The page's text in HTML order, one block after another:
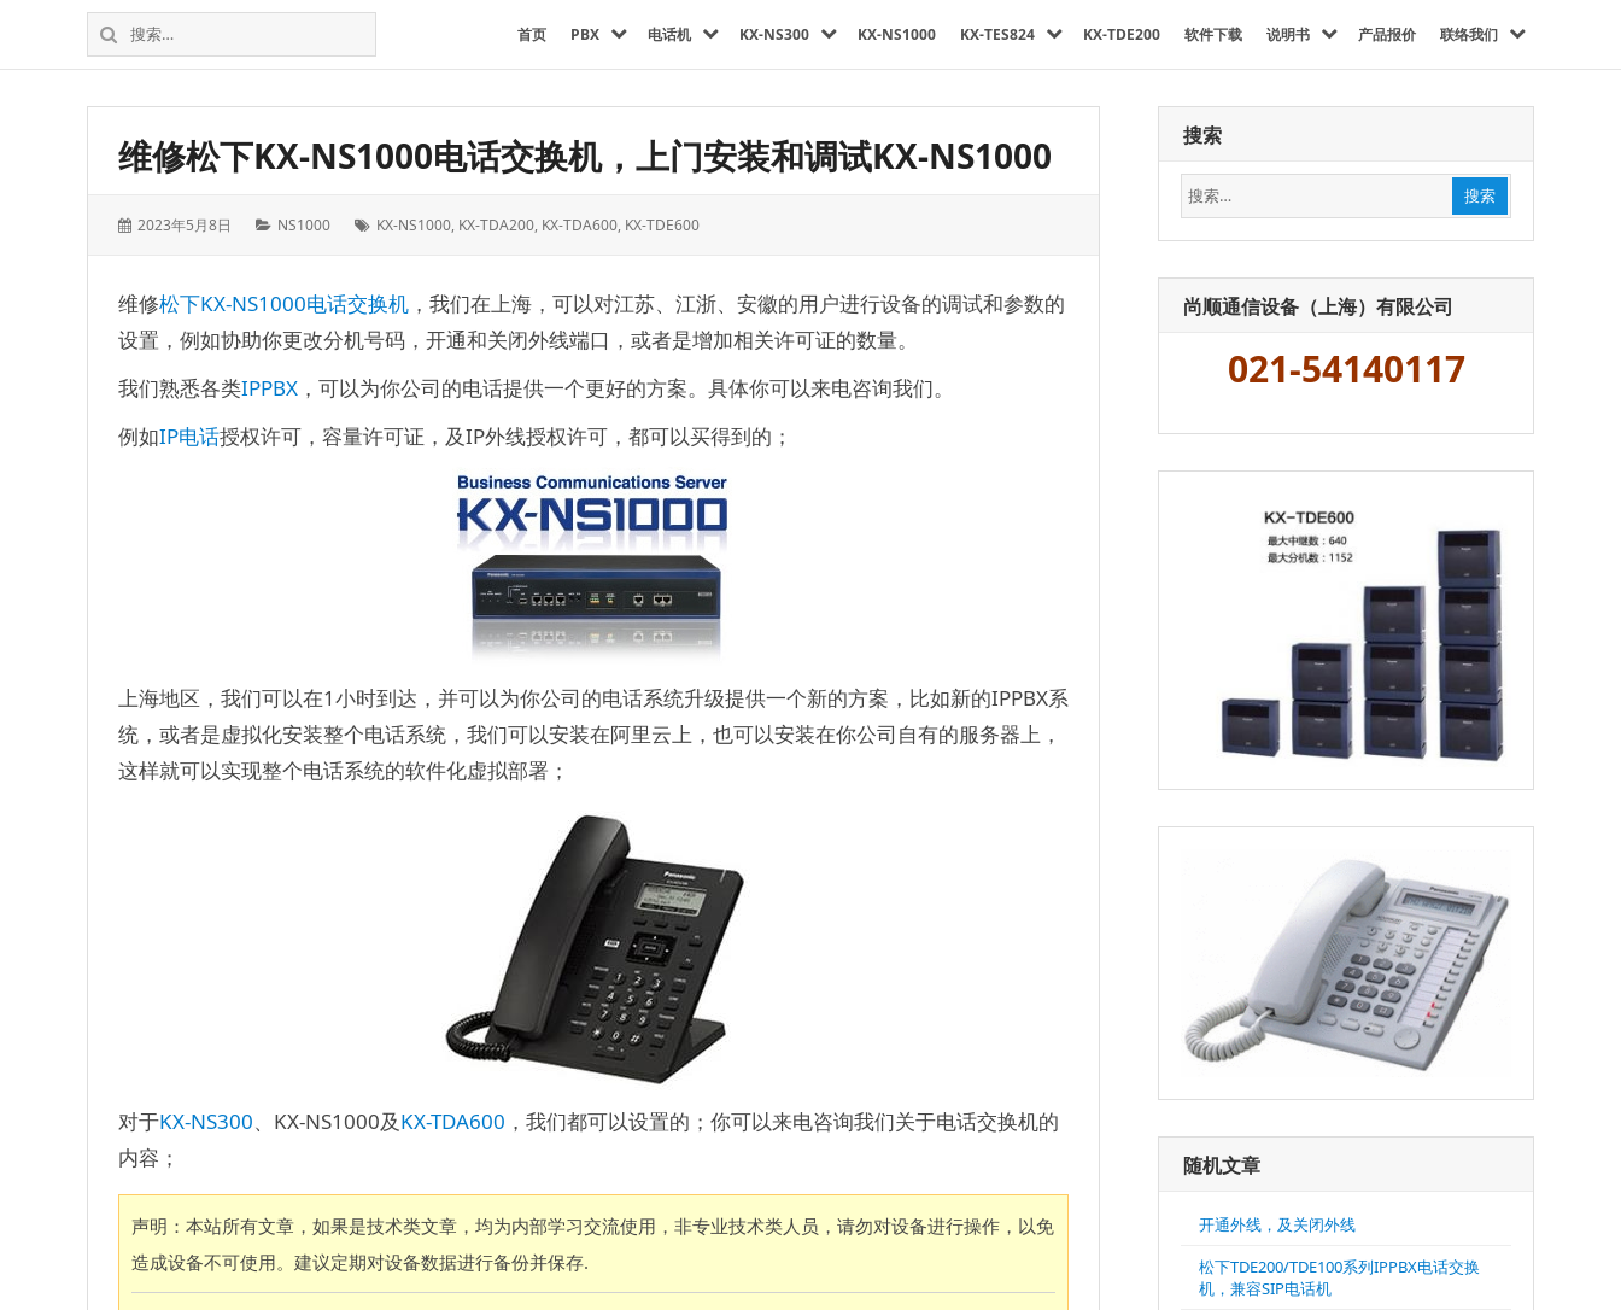
松
下
话
上
海
维
修
搜
索：
首页 PBX 电话机 KX-NS300 KX-NS1000 KX-TES824 KX-TDE200 软件下载 说明书 产品报价 联络我们
维修松下KX-NS1000电话交换机，上门安装和调试KX-NS1000
发
2023年5月8日
分
NS1000
标
KX-NS1000, KX-TDA200, KX-TDA600, KX-TDE600
维修松下KX-NS1000电话交换机 ，我们在上海，可以对江苏、江浙、安徽的用户进行设备的调试和参数的
设置，例如协助你更改分机号码，开通和关闭外线端口，或者是增加相关许可证的数量。
我们熟悉各类IPPBX ，可以为你公司的电话提供一个更好的方案。具体你可以来电咨询我们。
例如IP电话授权许可，容量许可证，及IP外线授权许可，都可以买得到的；
上海地区，我们可以在1小时到达，并可以为你公司的电话系统升级提供一个新的方案，比如新的IPPBX系
统，或者是虚拟化安装整个电话系统，我们可以安装在阿里云上，也可以安装在你公司自有的服务器上，
这样就可以实现整个电话系统的软件化虚拟部署；
对于KX-NS300、KX-NS1000及KX-TDA600 ，我们都可以设置的；你可以来电咨询我们关于电话交换机的
内容；
声明：本站所有文章，如果是技术类文章，均为内部学习交流使用，非专业技术类人员，请勿对设备进行操作，以免
造成设备不可使用。建议定期对设备数据进行备份并保存.
搜索
搜
索：
搜索
尚顺通信设备（上海）有限公司
021-54140117
随机文章
开通外线，及关闭外线
松下TDE200/TDE100系列IPPBX电话交换
机，兼容SIP电话机